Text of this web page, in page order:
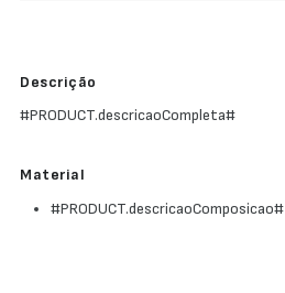
Descrição
#PRODUCT.descricaoCompleta#
Material
#PRODUCT.descricaoComposicao#